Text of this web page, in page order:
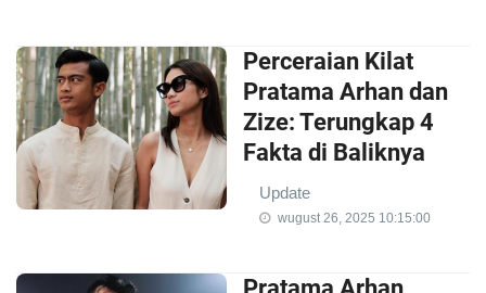
Perceraian Kilat
Pratama Arhan dan
Zize: Terungkap 4
Fakta di Baliknya
Update
wugust 26, 2025 10:15:00